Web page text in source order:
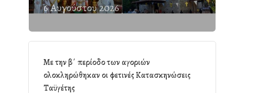
6 Αυγούστου 2026
Με την β΄ περίοδο των αγοριών
ολοκληρώθηκαν οι φετινές Κατασκηνώσεις
Ταϋγέτης